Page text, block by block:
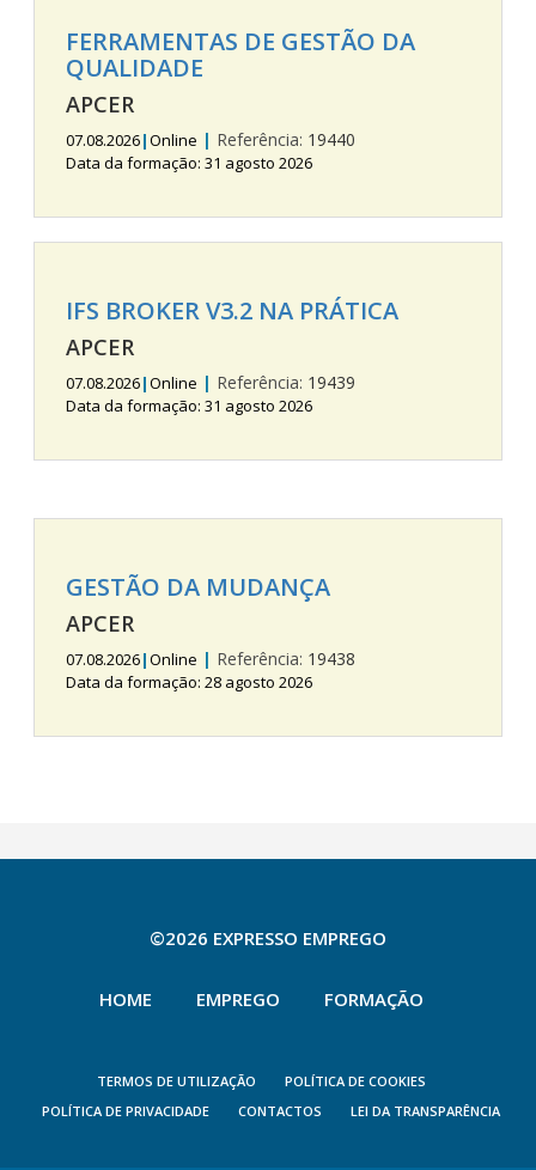
FERRAMENTAS DE GESTÃO DA
QUALIDADE
APCER
07.08.2026|Online | Referência: 19440
Data da formação: 31 agosto 2026
IFS BROKER V3.2 NA PRÁTICA
APCER
07.08.2026|Online | Referência: 19439
Data da formação: 31 agosto 2026
GESTÃO DA MUDANÇA
APCER
07.08.2026|Online | Referência: 19438
Data da formação: 28 agosto 2026
©2026 EXPRESSO EMPREGO
HOME EMPREGO FORMAÇÃO
TERMOS DE UTILIZAÇÃO
POLÍTICA DE COOKIES
POLÍTICA DE PRIVACIDADE
CONTACTOS LEI DA TRANSPARÊNCIA